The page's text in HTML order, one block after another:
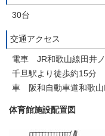
30台
交通アクセス
電車 JR和歌山線田井
千旦駅より徒歩約15分
車 阪和自動車道和歌山
体育館施設配置図